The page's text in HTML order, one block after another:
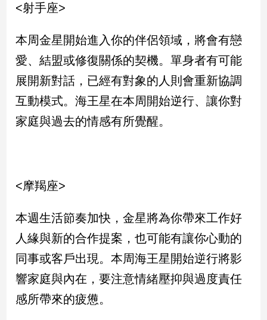
合
作
媒
體
投
【我
觀
點】
<射手座>
本周金星開始進入你的伴侶領域，將會有戀
愛、結盟或修復關係的契機。單身者有可能
展開新對話，已經有對象的人則會重新協調
互動模式。海王星在本周開始逆行、讓你對
家庭與過去的情感有所覺醒。
<摩羯座>
本週生活節奏加快，金星將為你帶來工作好
人緣與新的合作提案，也可能有讓你心動的
同事或客戶出現。本周海王星開始逆行將影
響家庭與內在，要注意情緒壓抑與過度責任
感所帶來的疲憊。